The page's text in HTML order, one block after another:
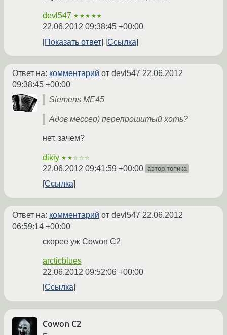
devl547 ★★★★★
22.06.2012 09:38:45 +00:00
Показать ответ
Ссылка
Ответ на: комментарий от devl547 22.06.2012
09:38:45 +00:00
Siemens ME45
Адов мессер) перепрошитый хоть?
нет. зачем?
dikiy ★★☆☆☆
22.06.2012 09:41:59 +00:00 автор топика
Ссылка
Ответ на: комментарий от devl547 22.06.2012
06:59:14 +00:00
скорее уж Cowon C2
arcticblues
22.06.2012 09:52:06 +00:00
Ссылка
Cowon C2